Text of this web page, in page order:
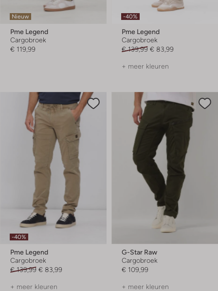
Nieuw
Pme Legend
Cargobroek
€ 119,99
-40%
Pme Legend
Cargobroek
€ 139,99 € 83,99
+ meer kleuren
-40%
Pme Legend
Cargobroek
€ 139,99 € 83,99
+ meer kleuren
G-Star Raw
Cargobroek
€ 109,99
+ meer kleuren